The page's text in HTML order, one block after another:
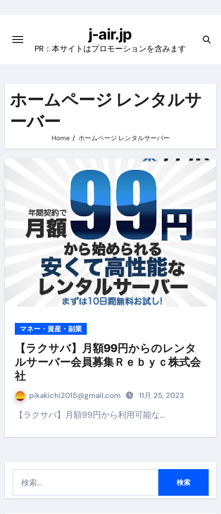
content
j-air.jp
PR：本サイトはプロモーションを含みます
ホームページ レンタルサ
ーバー
Home ホームページ レンタルサーバー
マネー・資産・副業
【ラクサバ】月額99円からのレンタ
ルサーバー会員募集Ｒｅｂｙｃ株式会
社
pikakichi2015@gmail.com 11月 25, 2023
【ラクサバ】月額99円から利用可能な…